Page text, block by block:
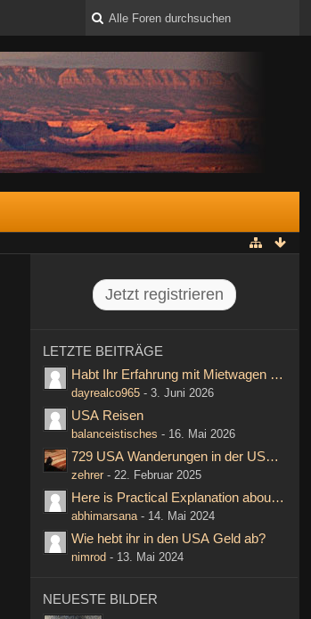
Jetzt registrieren
LETZTE BEITRÄGE
Habt Ihr Erfahrung mit Mietwagen von
dayrealco965 -3. Juni 2026
USA Reisen
balanceistisches - 16. Mai 2026
729 USA Wanderungen in der USA
zehrer -22. Februar 2025
Here is Practical Explanation about
abhimarsana- 14. Mai 2024
Wie hebt ihr in den USA Geld ab?
nimrod - 13. Mai 2024
NEUESTE BILDER